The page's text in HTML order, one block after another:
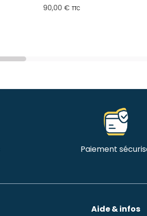
90,00 € TTC
Paiement
Aide & infos